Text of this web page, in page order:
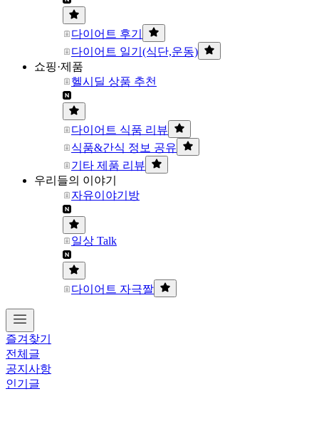
다이어트 후기
다이어트 일기(식단,운동)
쇼핑·제품
헬시딜 상품 추천
다이어트 식품 리뷰
식품&간식 정보 공유
기타 제품 리뷰
우리들의 이야기
자유이야기방
일상 Talk
다이어트 자극짤
즐겨찾기
전체글
공지사항
인기글